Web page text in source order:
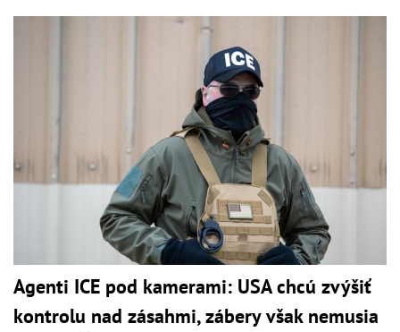
Agenti ICE pod kamerami: USA chcú zvýšiť
kontrolu nad zásahmi, zábery však nemusia